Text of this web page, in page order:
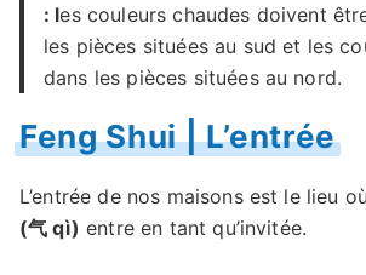
: les couleurs chaudes doivent
les pièces situées au sud et les
dans les pièces situées au nord.
Feng Shui | L’entrée
L’entrée de nos maisons est le lieu
(气 qì) entre en tant qu’invitée.